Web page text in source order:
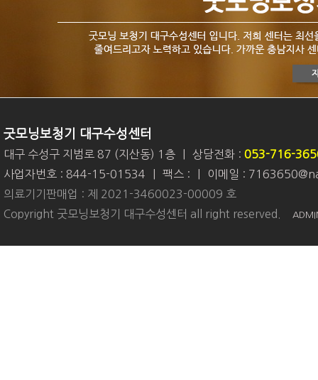
굿모닝보청기 대구수성센터
대구 수성구 지범로 87 (지산동) 1층 상담전화 : 053-716-
사업자번호 : 844-15-01534
팩스 :
이메일 :
의료기기판매업 : 제 2021-3460023-00009 호
Copyright 굿모닝보청기 대구수성센터 all right reserved.